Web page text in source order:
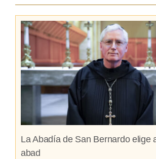
La Abadía de San Bernardo elige
abad